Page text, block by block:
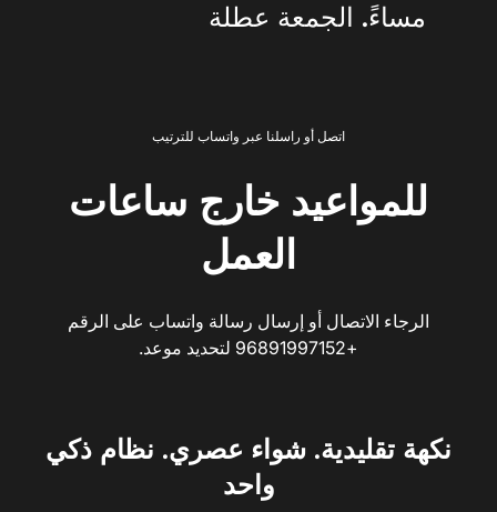
مساءً. الجمعة عطلة
اتصل أو راسلنا عبر واتساب للترتيب
للمواعيد خارج ساعات
العمل
الرجاء الاتصال أو إرسال رسالة واتساب على الرقم
+96891997152 لتحديد موعد.
نكهة تقليدية. شواء عصري. نظام ذكي
واحد